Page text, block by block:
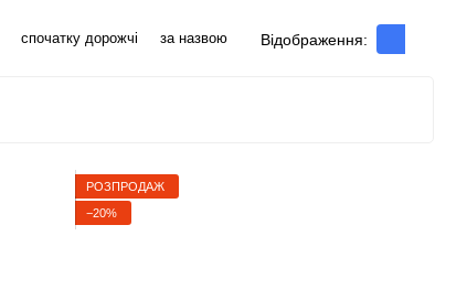
спочатку дорожчі за назвою Відображення:
РОЗПРОДАЖ
−20%